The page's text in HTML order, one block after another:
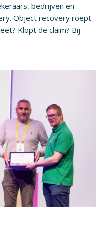
bedrijven en
Object recovery roept
Klopt de claim? Bij